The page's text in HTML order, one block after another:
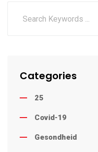
Categories
25
Covid-19
Gesondheid